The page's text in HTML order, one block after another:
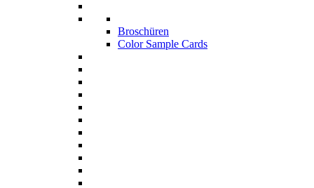
Broschüren
Color Sample Cards